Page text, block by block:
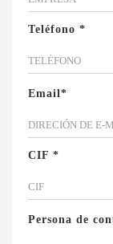
Teléfono *
Email*
CIF *
Persona de